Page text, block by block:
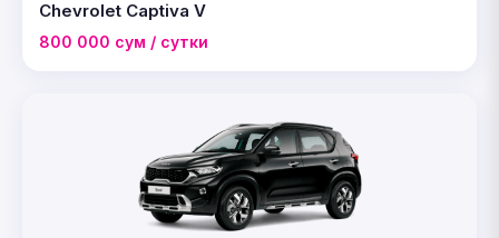
Chevrolet Captiva V
800 000 сум / сутки